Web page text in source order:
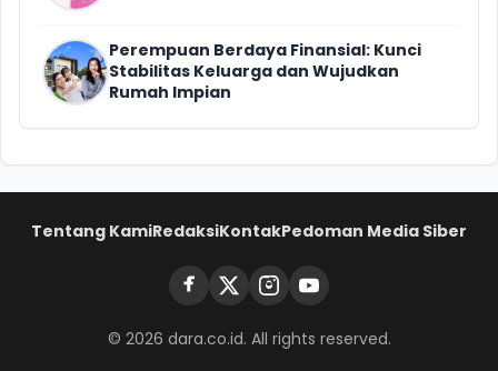
Perempuan Berdaya Finansial: Kunci
Stabilitas Keluarga dan Wujudkan
Rumah Impian
Tentang KamiRedaksiKontakPedoman Media Siber
© 2026 dara.co.id. All rights reserved.